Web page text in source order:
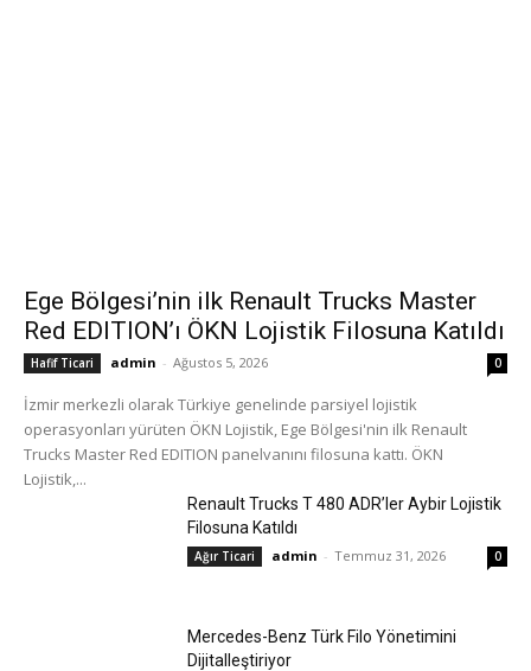
Ege Bölgesi’nin ilk Renault Trucks Master
Red EDITION’ı ÖKN Lojistik Filosuna Katıldı
Hafif Ticari admin - Ağustos 5, 2026 0
İzmir merkezli olarak Türkiye genelinde parsiyel lojistik
operasyonları yürüten ÖKN Lojistik, Ege Bölgesi'nin ilk Renault
Trucks Master Red EDITION panelvanını filosuna kattı. ÖKN
Lojistik,...
Renault Trucks T 480 ADR’ler Aybir Lojistik
Filosuna Katıldı
Ağır Ticari admin - Temmuz 31, 2026 0
Mercedes-Benz Türk Filo Yönetimini
Dijitalleştiriyor